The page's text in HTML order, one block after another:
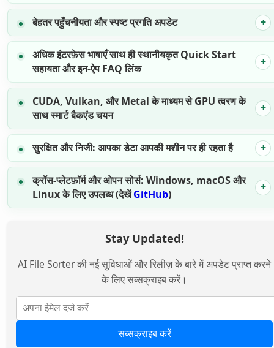
बेहतर पहुँचनीयता और स्पष्ट प्रगति अपडेट
अधिक इंटरफ़ेस भाषाएँ साथ ही स्थानीयकृत Quick Start
सहायता और इन-ऐप FAQ लिंक
CUDA, Vulkan, और Metal के माध्यम से GPU त्वरण के
साथ स्मार्ट बैकएंड चयन
सुरक्षित और निजी: आपका डेटा आपकी मशीन पर ही रहता है
क्रॉस-प्लेटफ़ॉर्म और ओपन सोर्स: Windows, macOS और
Linux के लिए उपलब्ध (देखेंGitHub)
Stay Updated!
AI File Sorter की नई सुविधाओं और रिलीज़ के बारे में अपडेट प्राप्त करने
के लिए सब्सक्राइब करें।
सब्सक्राइब करें